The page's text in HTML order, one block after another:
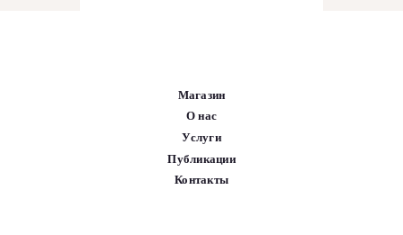
Магазин
О нас
Услуги
Публикации
Контакты